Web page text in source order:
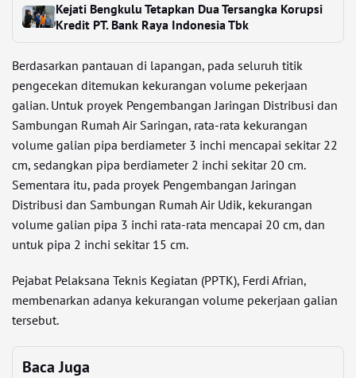
Kejati Bengkulu Tetapkan Dua Tersangka Korupsi
Kredit PT. Bank Raya Indonesia Tbk
Berdasarkan pantauan di lapangan, pada seluruh titik
pengecekan ditemukan kekurangan volume pekerjaan
galian. Untuk proyek Pengembangan Jaringan Distribusi dan
Sambungan Rumah Air Saringan, rata-rata kekurangan
volume galian pipa berdiameter 3 inchi mencapai sekitar 22
cm, sedangkan pipa berdiameter 2 inchi sekitar 20 cm.
Sementara itu, pada proyek Pengembangan Jaringan
Distribusi dan Sambungan Rumah Air Udik, kekurangan
volume galian pipa 3 inchi rata-rata mencapai 20 cm, dan
untuk pipa 2 inchi sekitar 15 cm.
Pejabat Pelaksana Teknis Kegiatan (PPTK), Ferdi Afrian,
membenarkan adanya kekurangan volume pekerjaan galian
tersebut.
Baca Juga